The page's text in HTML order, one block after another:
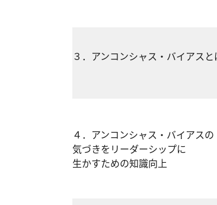
３．アンコンシャス・バ
４．アンコンシャス・バイアスの
気づきをリーダーシップに
生かすための知識向上